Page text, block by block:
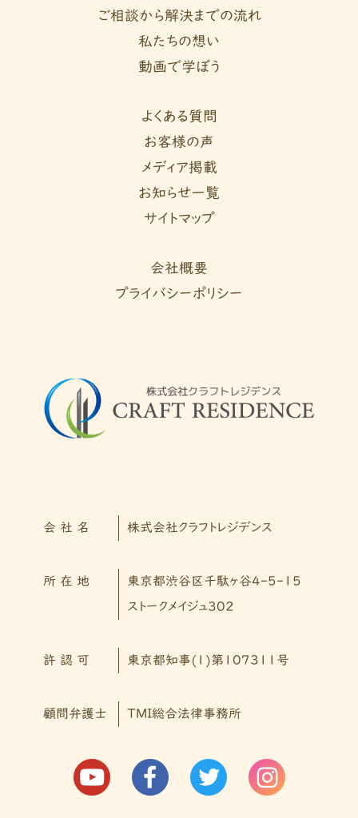
ご相談から解決までの流れ
私たちの想い
動画で学ぼう
よくある質問
お客様の声
メディア掲載
お知らせ一覧
サイトマップ
会社概要
プライバシーポリシー
会 社 名 株式会社クラフトレジデンス
所 在 地
東京都渋谷区千駄ヶ谷4-5-15
ストークメイジュ302
許 認 可 東京都知事(1)第107311号
顧問弁護士 TMI総合法律事務所